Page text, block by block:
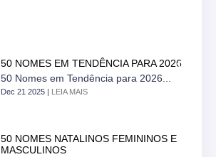
50 NOMES EM TENDÊNCIA PARA 2026
50 Nomes em Tendência para 2026...
Dec 21 2025 | LEIA MAIS
50 NOMES NATALINOS FEMININOS E
MASCULINOS